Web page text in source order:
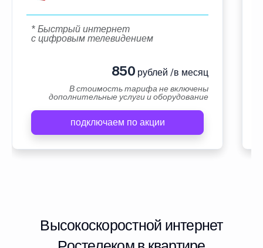
* Быстрый интернет
с цифровым телевидением
850 рублей /в месяц
В стоимость тарифа не включены
дополнительные услуги и оборудование
подключаем по акции
Высокоскоростной интернет